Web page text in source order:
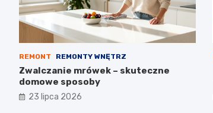
REMONT REMONTY WNĘTRZ
Zwalczanie mrówek – skuteczne
domowe sposoby
23 lipca 2026